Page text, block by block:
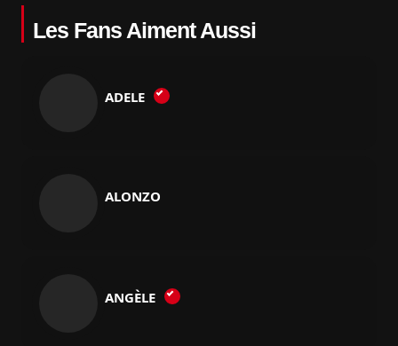
Les Fans Aiment Aussi
ADELE
ALONZO
ANGÈLE